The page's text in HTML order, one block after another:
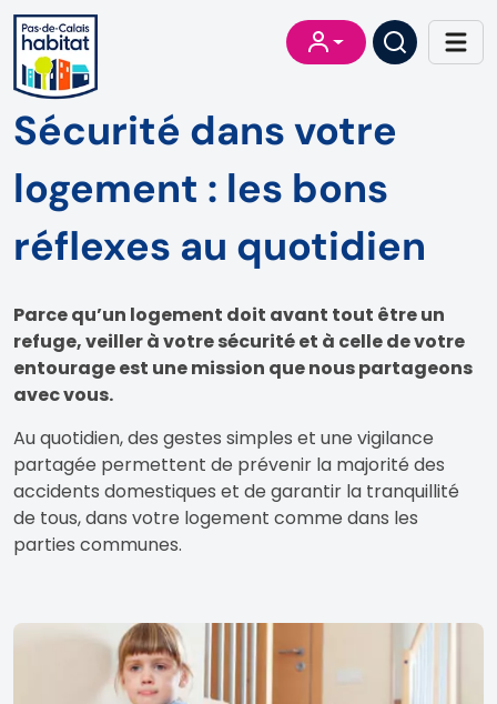
Sécurité dans votre
logement : les bons
réflexes au quotidien
Parce qu’un logement doit avant tout être un
refuge, veiller à votre sécurité et à celle de votre
entourage est une mission que nous partageons
avec vous.
Au quotidien, des gestes simples et une vigilance
partagée permettent de prévenir la majorité des
accidents domestiques et de garantir la tranquillité
de tous, dans votre logement comme dans les
parties communes.